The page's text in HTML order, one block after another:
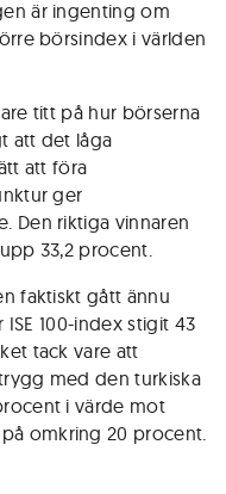
är ingenting om
börsindex i världen
titt på hur börserna
att det låga
att föra
ger
Den riktiga vinnaren
33,2 procent.
faktiskt gått ännu
100-index stigit 43
tack vare att
med den turkiska
i värde mot
omkring 20 procent.